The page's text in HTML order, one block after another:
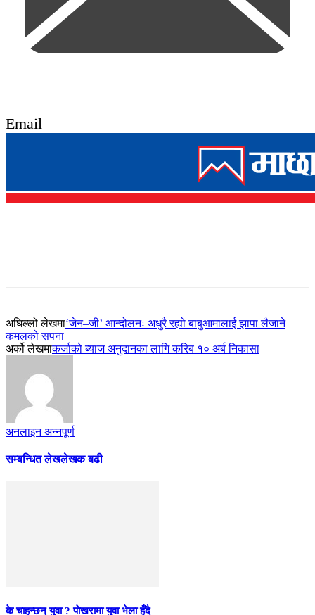
Email
अघिल्लो लेखमा‘जेन–जी’ आन्दोलनः अधुरै रह्यो बाबुआमालाई झापा लैजाने
कमलको सपना
अर्को लेखमाकर्जाको ब्याज अनुदानका लागि करिब १० अर्ब निकासा
अनलाइन अन्नपूर्ण
सम्बन्धित लेखलेखक बढी
के चाहन्छन् युवा ? पाेखरामा युवा भेला हुँदै